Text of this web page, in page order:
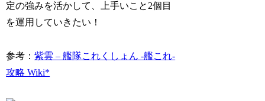
定の強みを活かして、上手いこと2個目
を運用していきたい！
参考：紫雲 – 艦隊これくしょん -艦これ-
攻略 Wiki*